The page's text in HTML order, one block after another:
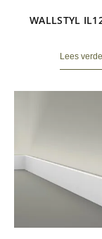
WALLSTYL
Lees